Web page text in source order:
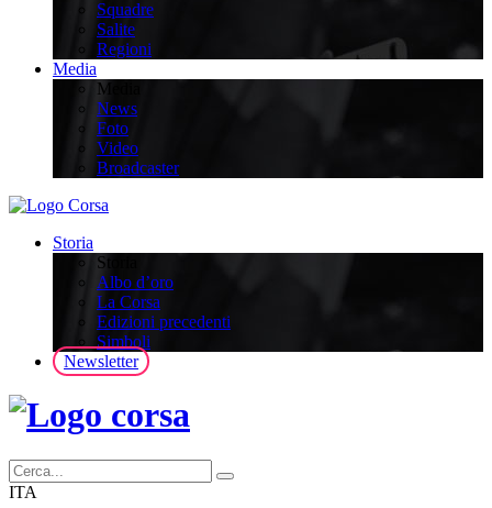
Squadre
Salite
Regioni
Media
Media
News
Foto
Video
Broadcaster
Storia
Storia
Albo d’oro
La Corsa
Edizioni precedenti
Simboli
Newsletter
ITA